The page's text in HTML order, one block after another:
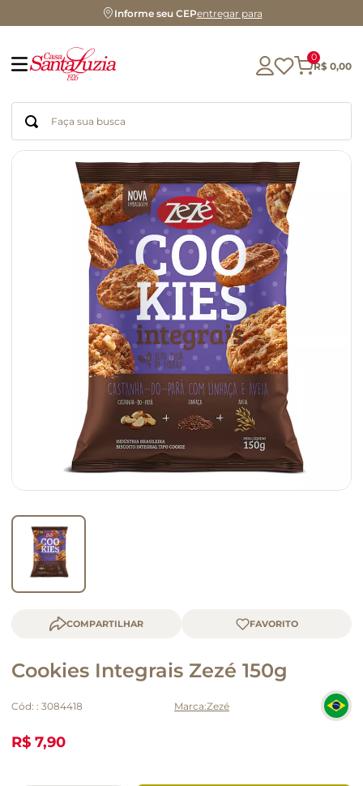
Informe seu CEPentregar para
0
R$ 0,00
Faça sua busca
COMPARTILHAR
Cookies Integrais Zezé 150g
Cód: : 3084418 Zezé
R$ 7,90
Termos mais buscados